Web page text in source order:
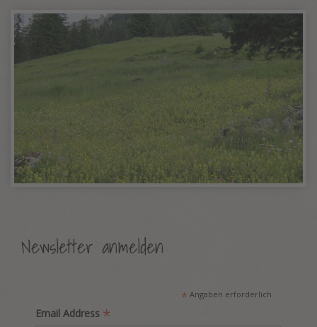
Newsletter anmelden
* Angaben erforderlich
Email Address *